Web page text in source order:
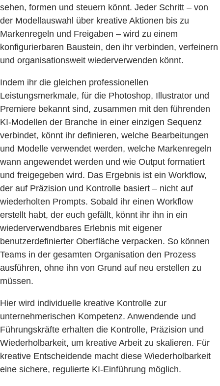
sehen, formen und steuern könnt. Jeder Schritt – von
der Modellauswahl über kreative Aktionen bis zu
Markenregeln und Freigaben – wird zu einem
konfigurierbaren Baustein, den ihr verbinden, verfeinern
und organisationsweit wiederverwenden könnt.
Indem ihr die gleichen professionellen
Leistungsmerkmale, für die Photoshop, Illustrator und
Premiere bekannt sind, zusammen mit den führenden
KI-Modellen der Branche in einer einzigen Sequenz
verbindet, könnt ihr definieren, welche Bearbeitungen
und Modelle verwendet werden, welche Markenregeln
wann angewendet werden und wie Output formatiert
und freigegeben wird. Das Ergebnis ist ein Workflow,
der auf Präzision und Kontrolle basiert – nicht auf
wiederholten Prompts. Sobald ihr einen Workflow
erstellt habt, der euch gefällt, könnt ihr ihn in ein
wiederverwendbares Erlebnis mit eigener
benutzerdefinierter Oberfläche verpacken. So können
Teams in der gesamten Organisation den Prozess
ausführen, ohne ihn von Grund auf neu erstellen zu
müssen.
Hier wird individuelle kreative Kontrolle zur
unternehmerischen Kompetenz. Anwendende und
Führungskräfte erhalten die Kontrolle, Präzision und
Wiederholbarkeit, um kreative Arbeit zu skalieren. Für
kreative Entscheidende macht diese Wiederholbarkeit
eine sichere, regulierte KI-Einführung möglich.